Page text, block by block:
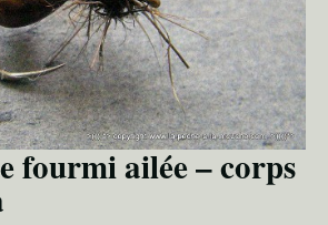
fourmi ailée – corps